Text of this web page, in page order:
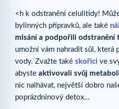
<h k odstranění celulitidy!
bylinných přípravků, ale také
mlsání a podpořili odstranění
umožní vám nahradit sůl, která
vody. Zvažte také skořici ve
abyste aktivovali svůj
nic nalhávat, největší dobro
poprázdninový detox…